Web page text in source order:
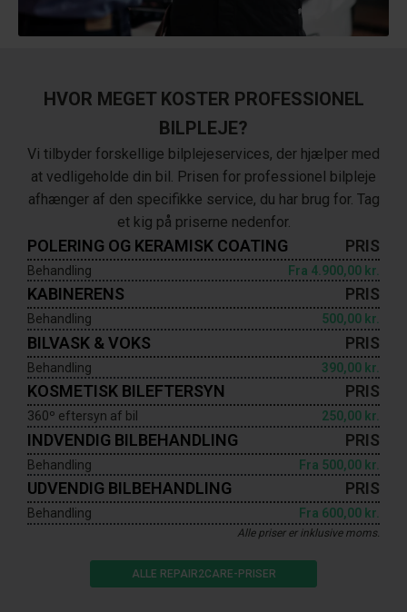
HVOR MEGET KOSTER PROFESSIONEL
BILPLEJE?
Vi tilbyder forskellige bilplejeservices, der hjælper med
at vedligeholde din bil. Prisen for professionel bilpleje
afhænger af den specifikke service, du har brug for. Tag
et kig på priserne nedenfor.
POLERING OG KERAMISK COATING PRIS
Behandling Fra 4.900,00 kr.
KABINERENS PRIS
Behandling 500,00 kr.
BILVASK & VOKS PRIS
Behandling 390,00 kr.
KOSMETISK BILEFTERSYN PRIS
360º eftersyn af bil 250,00 kr.
INDVENDIG BILBEHANDLING PRIS
Behandling Fra 500,00 kr.
UDVENDIG BILBEHANDLING PRIS
Behandling Fra 600,00 kr.
Alle priser er inklusive moms.
ALLE REPAIR2CARE-PRISER